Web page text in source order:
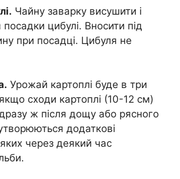
Чайну заварку висушити і
посадки цибулі. Вносити під
при посадці. Цибуля не
Урожай картоплі буде в три
сходи картоплі (10-12 см)
ж після дощу або рясного
додаткові
через деякий час